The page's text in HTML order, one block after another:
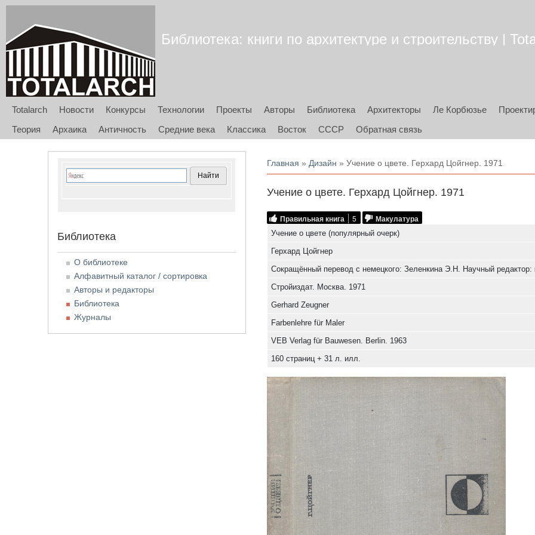
Библиотека: книги по архитектуре и строительству |
Totalarch Новости Конкурсы Технологии Проекты Авторы Библиотека Архитекторы Ле Корбюзье
Теория
Архаика Античность Средние века Классика Восток СССР Обратная связь
Вы здесь
Главная » Дизайн » Учение о цвете. Герхард Цойгнер. 1971
Учение о цвете. Герхард Цойгнер. 1971
Правильная книга 5 Макулатура
Учение о цвете (популярный очерк)
Герхард Цойгнер
Сокращённый перевод с немецкого: Зеленкина Э.Н. Научный редактор:
Стройиздат. Москва. 1971
Gerhard Zeugner
Farbenlehre für Maler
VEB Verlag für Bauwesen. Berlin. 1963
160 страниц + 31 л. илл.
Библиотека
О библиотеке
Алфавитный каталог / сортировка
Авторы и редакторы
Библиотека
Журналы